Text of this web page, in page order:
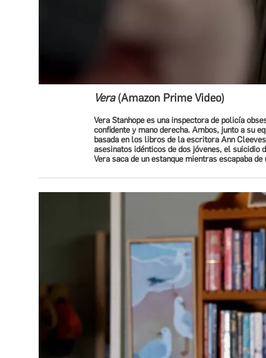
Vera(Amazon Prime Video)
Vera Stanhope es una inspectora de policía
confidente y mano derecha. Ambos, junto a su
basada en los libros de la escritora Ann
asesinatos idénticos de dos jóvenes, el suicidio
Vera saca de un estanque mientras escapaba de